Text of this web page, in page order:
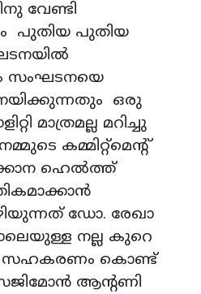
വേണ്ടി
പുതിയ പുതിയ
സംഘടനയെ
ഒരു
മാത്രമല്ല മറിച്ചു
കമ്മിറ്റ്‌മെന്റ്
ഹെൽത്ത്
ഡോ. രേഖാ
നല്ല കുറെ
സഹകരണം കൊണ്ട്
ആന്റണി